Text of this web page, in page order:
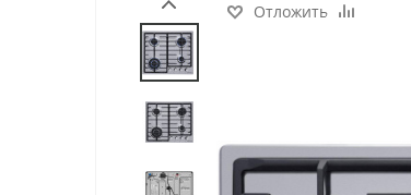
Отложить